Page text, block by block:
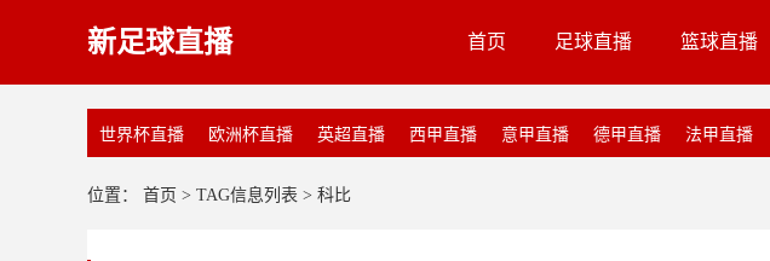
新足球直播 首页 足球直播 篮球直播
世界杯直播 欧洲杯直播 英超直播 西甲直播 意甲直播 德甲直播 法甲直播
位置： 首页 > TAG信息列表 > 科比